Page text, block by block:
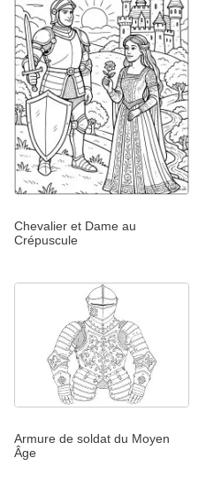
Chevalier et Dame au
Crépuscule
Armure de soldat du Moyen
Âge